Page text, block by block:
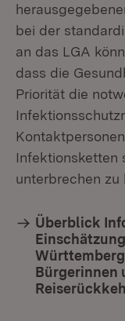
bei der
an das LGA
dass die
Priorität die
Infektionsketten
unterbrechen zu
Überblick
Bürgerinnen